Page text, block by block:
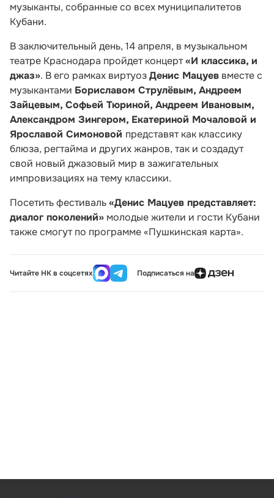
музыканты, собранные со всех муниципалитетов
Кубани.
В заключительный день, 14 апреля, в музыкальном
театре Краснодара пройдет концерт«И классика, и
джаз». В его рамках виртуозДенис Мацуев вместе с
музыкантами Бориславом Струлёвым, Андреем
Зайцевым, Софьей Тюриной, Андреем Ивановым,
Александром Зингером, Екатериной Мочаловой и
Ярославой Симоновой представят как классику
блюза, регтайма и других жанров, так и создадут
свой новый джазовый мир в зажигательных
импровизациях на тему классики.
Посетить фестиваль«Денис Мацуев представляет:
диалог поколений» молодые жители и гости Кубани
также смогут по программе «Пушкинская карта».
Читайте НК в соцсетях Подписаться на